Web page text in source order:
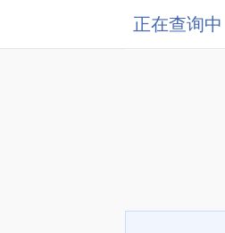
正在查询中